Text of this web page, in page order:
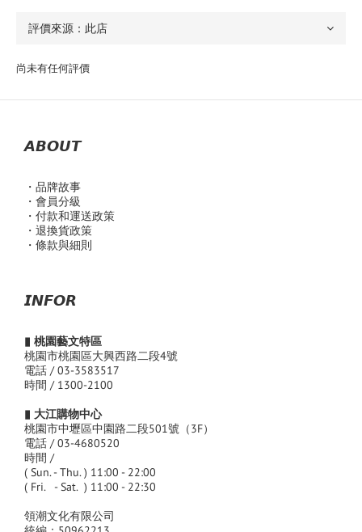
尚未有任何評價
𝘼𝘽𝙊𝙐𝙏
・品牌故事
・會員分級
・付款和運送政策
・退換貨政策
・條款與細則
𝙄𝙉𝙁𝙊𝙍
▮ 桃園藝文特區
桃園市桃園區大興西路二段4號
電話 / 03-3583517
時間 / 1300-2100
▮ 大江購物中心
桃園市中壢區中園路二段501號（3F）
電話 / 03-4680520
時間 /
( Sun. - Thu. ) 11:00 - 22:00
( Fri. - Sat. ) 11:00 - 22:30
領潮文化有限公司